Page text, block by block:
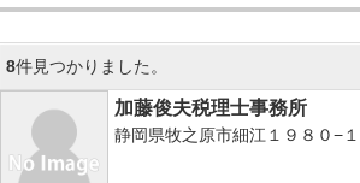
8件見つかりました。
加藤俊夫税理士事務所
静岡県牧之原市細江１９８０−１